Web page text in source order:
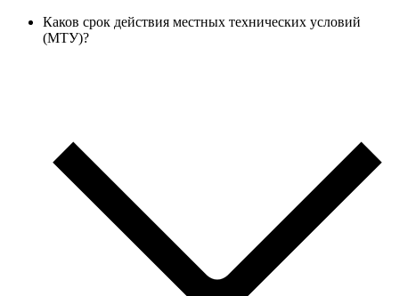
Каков срок действия местных технических условий
(МТУ)?